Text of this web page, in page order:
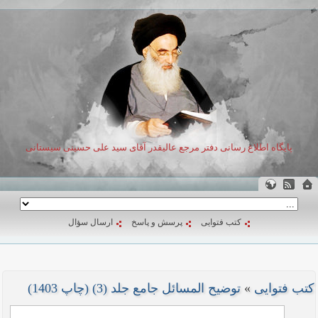
پایگاه اطلاع رسانی دفتر مرجع عالیقدر آقای سید علی حسینی سیستانی
کتب فتوایی پرسش و پاسخ ارسال سؤال
کتب فتوایی » توضیح المسائل جامع جلد (3) (چاپ 1403)